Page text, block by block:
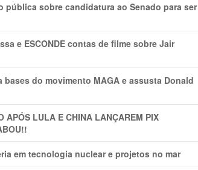
pública sobre candidatura ao Senado para ser
e ESCONDE contas de filme sobre Jair
bases do movimento MAGA e assusta Donald
APÓS LULA E CHINA LANÇAREM PIX
em tecnologia nuclear e projetos no mar